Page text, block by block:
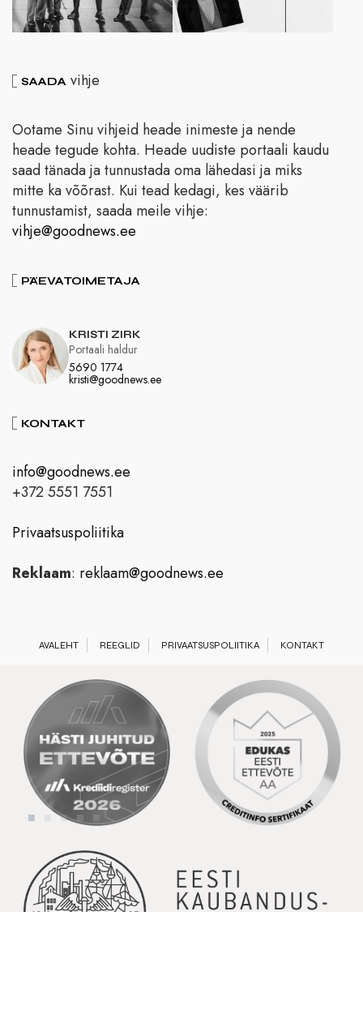
SAADA vihje
Ootame Sinu vihjeid heade inimeste ja nende
heade tegude kohta. Heade uudiste portaali kaudu
saad tänada ja tunnustada oma lähedasi ja miks
mitte ka võõrast. Kui tead kedagi, kes väärib
tunnustamist, saada meile vihje:
vihje@goodnews.ee
PÄEVATOIMETAJA
KRISTI ZIRK
5690 1774
kristi@goodnews.ee
Portaali haldur
KONTAKT
info@goodnews.ee
+372 5551 7551
Privaatsuspoliitika
Reklaam: reklaam@goodnews.ee
AVALEHT REEGLID PRIVAATSUSPOLIITIKA KONTAKT